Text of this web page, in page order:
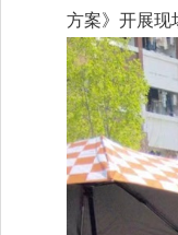
方案》开展现